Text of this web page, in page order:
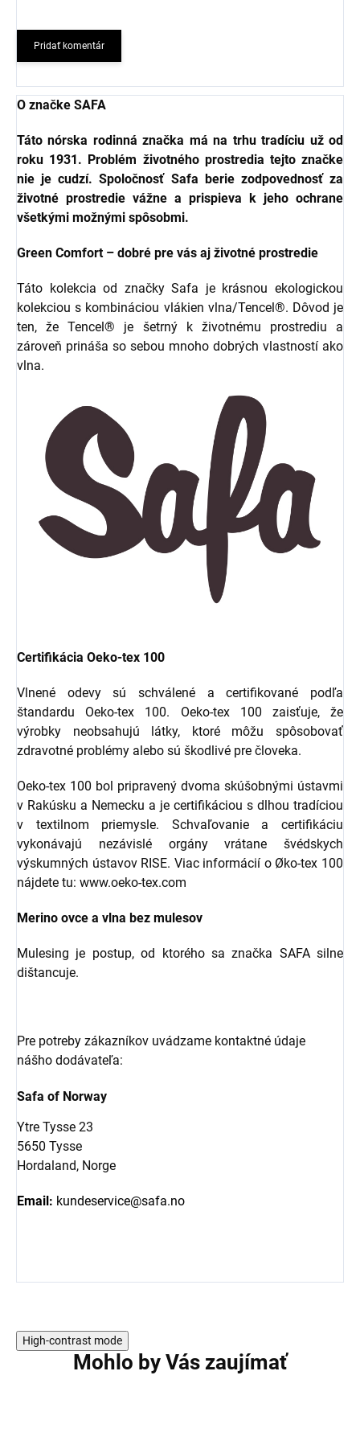
Pridať komentár
O značke SAFA
Táto nórska rodinná značka má na trhu tradíciu už od
roku 1931. Problém životného prostredia tejto značke
nie je cudzí. Spoločnosť Safa berie zodpovednosť za
životné prostredie vážne a prispieva k jeho ochrane
všetkými možnými spôsobmi.
Green Comfort – dobré pre vás aj životné prostredie
Táto kolekcia od značky Safa je krásnou ekologickou
kolekciou s kombináciou vlákien vlna/Tencel®. Dôvod je
ten, že Tencel® je šetrný k životnému prostrediu a
zároveň prináša so sebou mnoho dobrých vlastností ako
vlna.
Certifikácia Oeko-tex 100
Vlnené odevy sú schválené a certifikované podľa
štandardu Oeko-tex 100. Oeko-tex 100 zaisťuje, že
výrobky neobsahujú látky, ktoré môžu spôsobovať
zdravotné problémy alebo sú škodlivé pre človeka.
Oeko-tex 100 bol pripravený dvoma skúšobnými ústavmi
v Rakúsku a Nemecku a je certifikáciou s dlhou tradíciou
v textilnom priemysle. Schvaľovanie a certifikáciu
vykonávajú nezávislé orgány vrátane švédskych
výskumných ústavov RISE. Viac informácií o Øko-tex 100
nájdete tu: www.oeko-tex.com
Merino ovce a vlna bez mulesov
Mulesing je postup, od ktorého sa značka SAFA silne
dištancuje.
Pre potreby zákazníkov uvádzame kontaktné údaje
nášho dodávateľa:
Safa of Norway
Ytre Tysse 23
5650 Tysse
Hordaland, Norge
Email: kundeservice@safa.no
High-contrast mode
Mohlo by Vás zaujímať